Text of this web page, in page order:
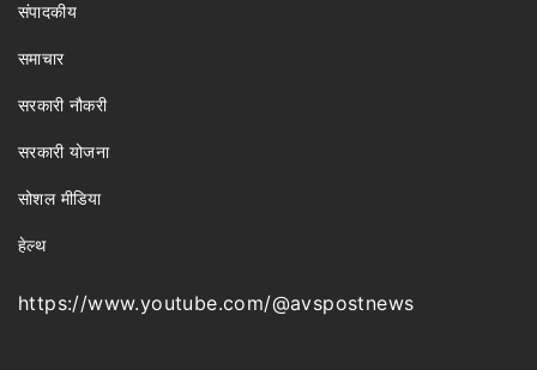
संपादकीय
समाचार
सरकारी नौकरी
सरकारी योजना
सोशल मीडिया
हेल्थ
https://www.youtube.com/@avspostnews